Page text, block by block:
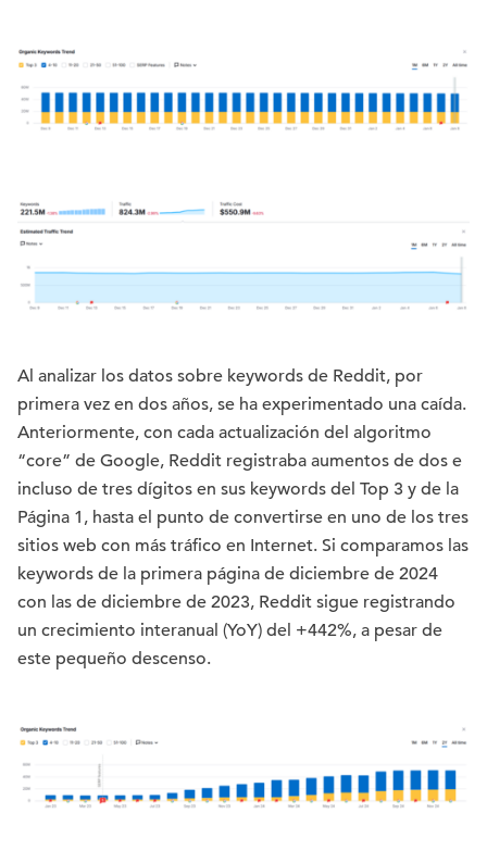
Al analizar los datos sobre keywords de Reddit, por
primera vez en dos años, se ha experimentado una caída.
Anteriormente, con cada actualización del algoritmo
“core” de Google, Reddit registraba aumentos de dos e
incluso de tres dígitos en sus keywords del Top 3 y de la
Página 1, hasta el punto de convertirse en uno de los tres
sitios web con más tráfico en Internet. Si comparamos las
keywords de la primera página de diciembre de 2024
con las de diciembre de 2023, Reddit sigue registrando
un crecimiento interanual (YoY) del +442%, a pesar de
este pequeño descenso.